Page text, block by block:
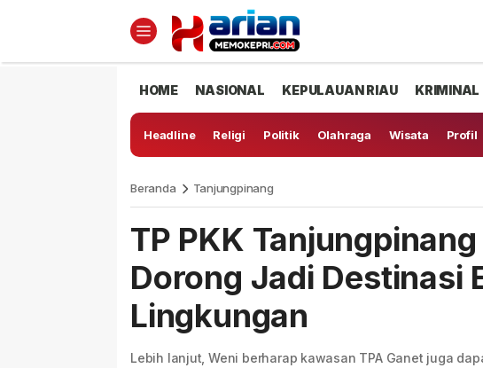
HOME NASIONAL KEPULAUAN RIAU KRIMINAL
Headline Religi Politik Olahraga Wisata Profil
Beranda Tanjungpinang
TP PKK
Dorong Jadi Destinasi
Lingkungan
Lebih lanjut, Weni berharap kawasan TPA Ganet juga